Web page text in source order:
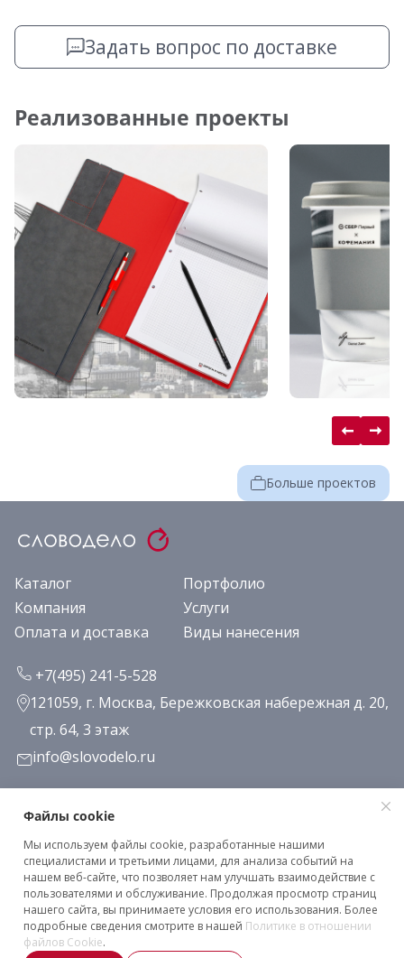
Задать вопрос по доставке
Реализованные проекты
Больше проектов
Каталог
Портфолио
Компания
Услуги
Оплата и доставка
Виды нанесения
+7(495) 241-5-528
121059, г. Москва, Бережковская набережная д. 20,
стр. 64, 3 этаж
info@slovodelo.ru
Заказать звонок
Подписаться на рассылку
Клиентское соглашение
Политика конфиденциальности
Файлы cookie
Мы используем файлы cookie, разработанные нашими
специалистами и третьими лицами, для анализа событий на
нашем веб-сайте, что позволяет нам улучшать взаимодействие с
пользователями и обслуживание. Продолжая просмотр страниц
нашего сайта, вы принимаете условия его использования. Более
подробные сведения смотрите в нашей Политике в отношении
файлов Cookie.